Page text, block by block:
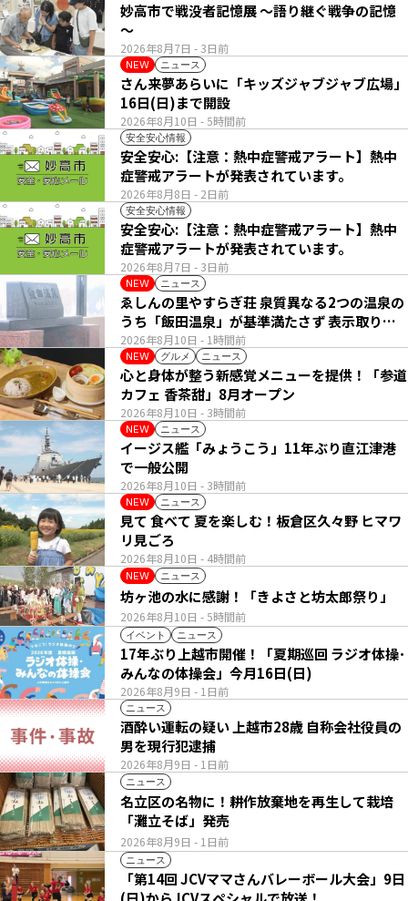
2026年8月7日 - 3日前
妙高市で戦没者記憶展 ～語り継ぐ戦争の記憶
～
NEW ニュース
2026年8月10日 - 5時間前
さん来夢あらいに「キッズジャブジャブ広場」
16日(日)まで開設
安全安心情報
2026年8月8日 - 2日前
安全安心:【注意：熱中症警戒アラート】熱中
症警戒アラートが発表されています。
安全安心情報
2026年8月7日 - 3日前
安全安心:【注意：熱中症警戒アラート】熱中
症警戒アラートが発表されています。
NEW ニュース
2026年8月10日 - 1時間前
ゑしんの里やすらぎ荘 泉質異なる2つの温泉の
うち「飯田温泉」が基準満たさず 表示取りや
め
NEW グルメ ニュース
2026年8月10日 - 3時間前
心と身体が整う新感覚メニューを提供！「参道
カフェ 香茶甜」8月オープン
NEW ニュース
2026年8月10日 - 3時間前
イージス艦「みょうこう」11年ぶり直江津港
で一般公開
NEW ニュース
2026年8月10日 - 4時間前
見て 食べて 夏を楽しむ！板倉区久々野 ヒマワ
リ見ごろ
NEW ニュース
2026年8月10日 - 5時間前
坊ヶ池の水に感謝！「きよさと坊太郎祭り」
イベント ニュース
2026年8月9日 - 1日前
17年ぶり上越市開催！「夏期巡回 ラジオ体操･
みんなの体操会」今月16日(日)
ニュース
2026年8月9日 - 1日前
酒酔い運転の疑い 上越市28歳 自称会社役員の
男を現行犯逮捕
ニュース
2026年8月9日 - 1日前
名立区の名物に！耕作放棄地を再生して栽培
「灘立そば」発売
ニュース
「第14回 JCVママさんバレーボール大会」9日